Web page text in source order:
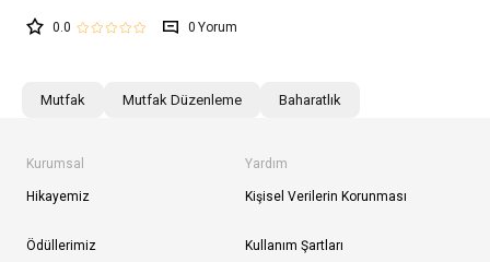
0.0 0
Mutfak Mutfak Düzenleme Baharatlık
Kurumsal
Hikayemiz
Ödüllerimiz
Yardım
Kişisel Verilerin Korunması
Kullanım Şartları